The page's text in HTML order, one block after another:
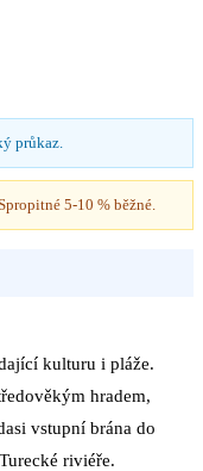
průkaz.
5-10 % běžné.
kulturu i pláže.
hradem,
vstupní brána do
riviéře.